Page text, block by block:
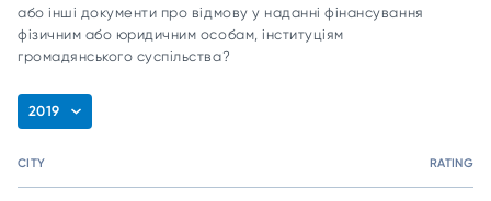
або інші документи про відмову у наданні фінансування
фізичним або юридичним особам, інституціям
громадянського суспільства?
2019
CITY RATING